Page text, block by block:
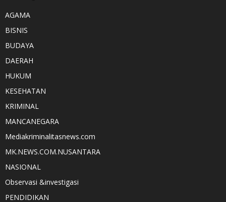
AGAMA
BISNIS
BUDAYA
DAERAH
HUKUM
KESEHATAN
KRIMINAL
MANCANEGARA
Mediakriminalitasnews.com
MK.NEWS.COM.NUSANTARA
NASIONAL
Observasi &investigasi
PENDIDIKAN